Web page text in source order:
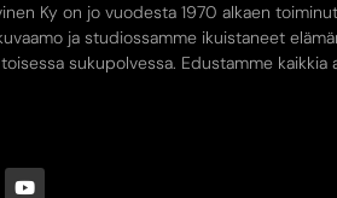
Ky on jo vuodesta 1970 alkaen toiminut
ja studiossamme ikuistaneet
sukupolvessa. Edustamme kaikkia